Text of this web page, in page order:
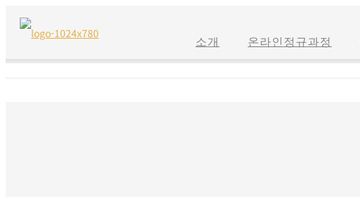
소개 온라인정규과정